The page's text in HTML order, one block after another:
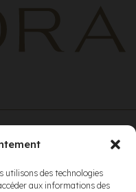
utilisons des technologies
aux informations des
Laval QC H7N 0J7